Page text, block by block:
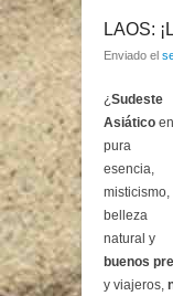
LAOS:
Enviado el
¿Sudeste
Asiático en
pura
esencia,
misticismo,
belleza
natural y
buenos
y viajeros,